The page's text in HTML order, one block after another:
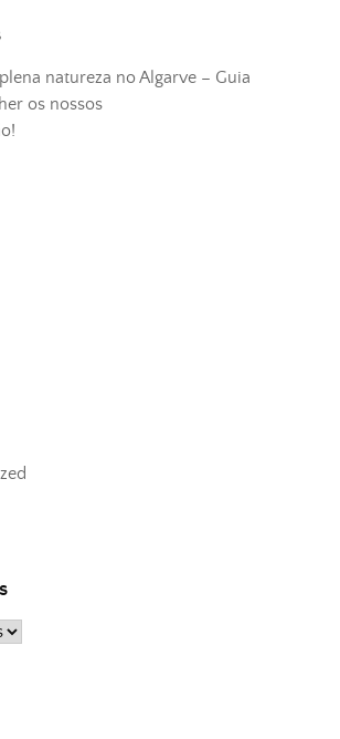
natureza no Algarve – Guia
os nossos